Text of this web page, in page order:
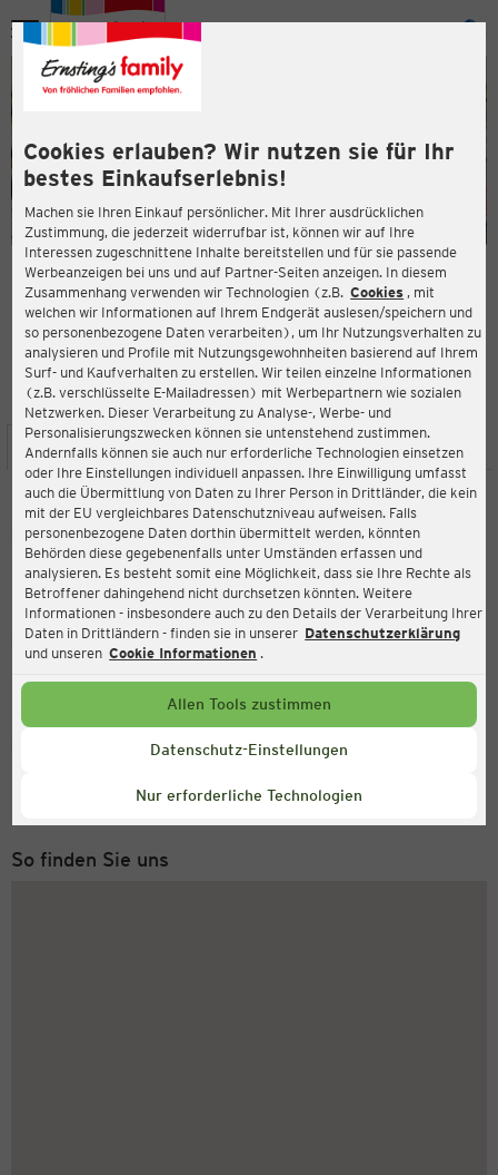
Cookies erlauben? Wir nutzen sie für Ihr
bestes Einkaufserlebnis!
Machen sie Ihren Einkauf persönlicher. Mit Ihrer ausdrücklichen
Zustimmung, die jederzeit widerrufbar ist, können wir auf Ihre
Interessen zugeschnittene Inhalte bereitstellen und für sie passende
Werbeanzeigen bei uns und auf Partner-Seiten anzeigen. In diesem
Zusammenhang verwenden wir Technologien (z.B. Cookies , mit
welchen wir Informationen auf Ihrem Endgerät auslesen/speichern und
so personenbezogene Daten verarbeiten), um Ihr Nutzungsverhalten zu
analysieren und Profile mit Nutzungsgewohnheiten basierend auf Ihrem
Surf- und Kaufverhalten zu erstellen. Wir teilen einzelne Informationen
(z.B. verschlüsselte E-Mailadressen) mit Werbepartnern wie sozialen
Netzwerken. Dieser Verarbeitung zu Analyse-, Werbe- und
Personalisierungszwecken können sie untenstehend zustimmen.
Andernfalls können sie auch nur erforderliche Technologien einsetzen
oder Ihre Einstellungen individuell anpassen. Ihre Einwilligung umfasst
auch die Übermittlung von Daten zu Ihrer Person in Drittländer, die kein
mit der EU vergleichbares Datenschutzniveau aufweisen. Falls
personenbezogene Daten dorthin übermittelt werden, könnten
Behörden diese gegebenenfalls unter Umständen erfassen und
analysieren. Es besteht somit eine Möglichkeit, dass sie Ihre Rechte als
Betroffener dahingehend nicht durchsetzen könnten. Weitere
Informationen - insbesondere auch zu den Details der Verarbeitung Ihrer
Daten in Drittländern - finden sie in unserer Datenschutzerklärung
und unseren Cookie Informationen .
Allen Tools zustimmen
Datenschutz-Einstellungen
Nur erforderliche Technologien
Menü
ERNSTING'S FAMILY FILIALE
Breite Straße 25-27
14471 Potsdam
3,8
Bewertung:
STANDORT SERVICES SORTIMENT AKTIONEN
Ernsting's family
Breite Straße 25-27, 14471 Potsdam
Aktuell:
Geöffnet
Service Hotline
Montag bis Freitag 8-18 Uhr
So finden Sie uns